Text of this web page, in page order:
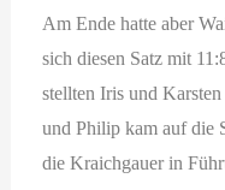
Am Ende hatte aber
sich diesen Satz mit
stellten Iris und
und Philip kam auf die
die Kraichgauer in